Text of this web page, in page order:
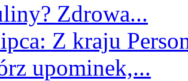
Zdrowa...
Z kraju
upominek,...